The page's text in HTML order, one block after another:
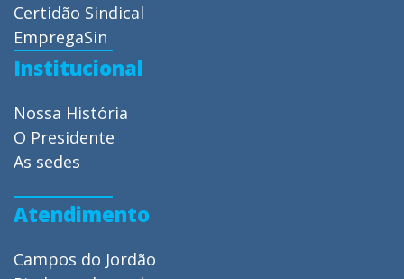
Certidão Sindical
EmpregaSin
Institucional
Nossa História
O Presidente
As sedes
Atendimento
Campos do Jordão